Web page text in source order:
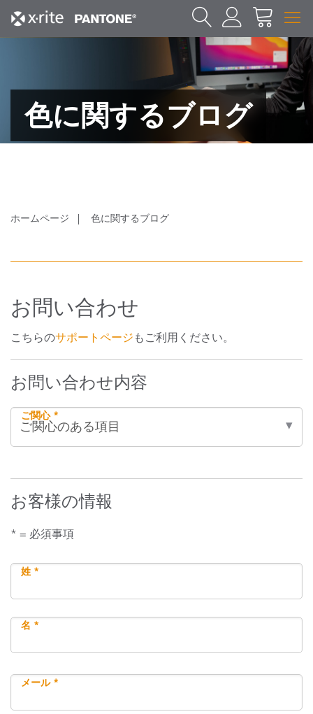
色に関するブログ
ホームページ 色に関するブログ
お問い合わせ
こちらのサポートページ もご利用ください。
お問い合わせ内容
ご関心 *
お客様の情報
* = 必須事項
姓 *
名 *
メール *